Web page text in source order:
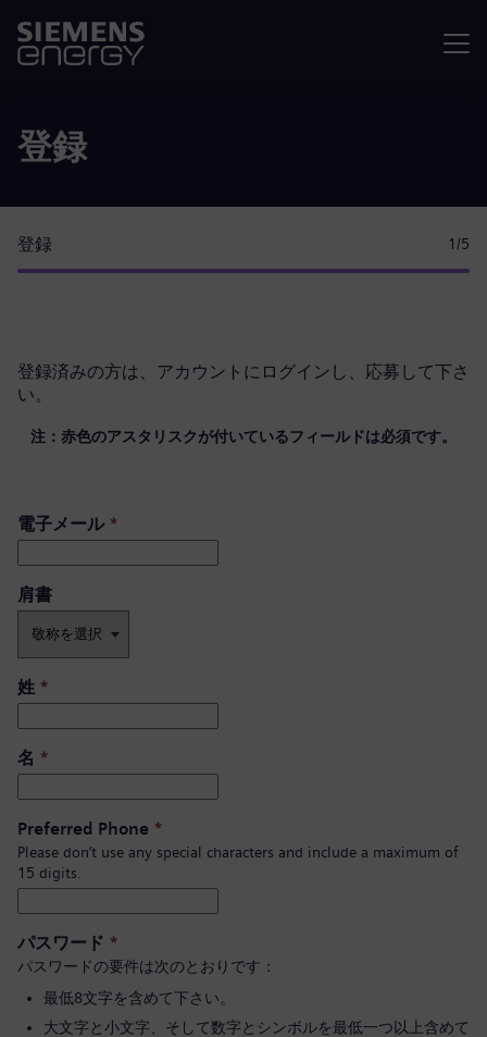
登録
登録 1 /5
登録済みの方は、 アカウントにログイン し、応募して下さ
い。
注：赤色のアスタリスクが付いているフィールドは必須です。
電子メール*
肩書 ​
姓 *
名 *
Preferred Phone *
Please don’t use any special characters and include a maximum of
15 digits.
パスワード *
パスワードの要件は次のとおりです：
最低8文字を含めて下さい。
大文字と小文字、そして数字とシンボルを最低一つ以上含めて